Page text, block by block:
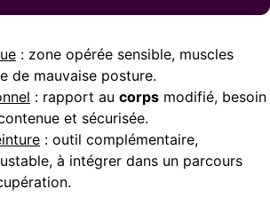
: zone opérée sensible, muscles
de mauvaise posture.
: rapport au corps modifié, besoin
et sécurisée.
: outil complémentaire,
à intégrer dans un parcours